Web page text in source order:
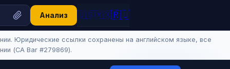
🇺🇸🇲🇽🇷🇺
Анализ
Юридические ссылки сохранены на английском языке, все
(CA Bar #279869).